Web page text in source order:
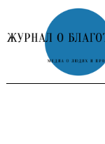
to
content